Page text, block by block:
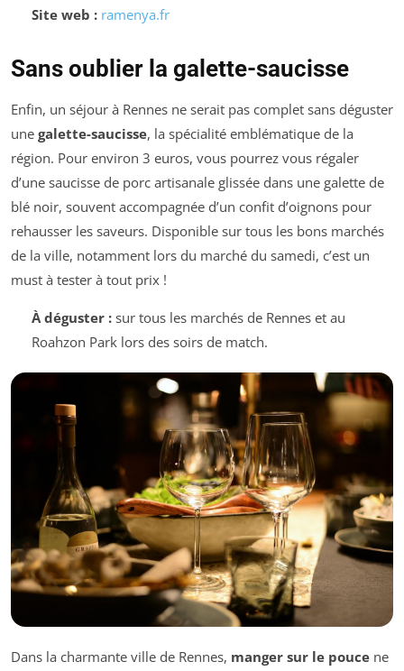
Site web : ramenya.fr
Sans oublier la galette-saucisse
Enfin, un séjour à Rennes ne serait pas complet sans déguster
une galette-saucisse, la spécialité emblématique de la
région. Pour environ 3 euros, vous pourrez vous régaler
d’une saucisse de porc artisanale glissée dans une galette de
blé noir, souvent accompagnée d’un confit d’oignons pour
rehausser les saveurs. Disponible sur tous les bons marchés
de la ville, notamment lors du marché du samedi, c’est un
must à tester à tout prix !
À déguster :sur tous les marchés de Rennes et au
Roahzon Park lors des soirs de match.
Dans la charmante ville de Rennes, manger sur le pouce ne